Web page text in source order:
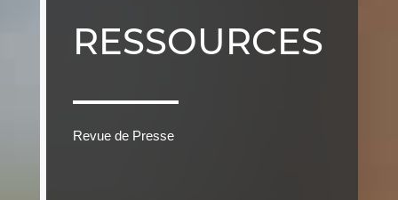
RESSOURCES
Revue de Presse